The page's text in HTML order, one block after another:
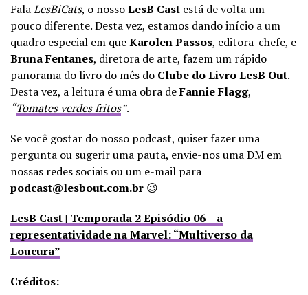
FalaLesBiCats, o nossoLesB Cast está de volta um
pouco diferente. Desta vez, estamos dando início a um
quadro especial em queKarolen Passos, editora-chefe, e
Bruna Fentanes, diretora de arte, fazem um rápido
panorama do livro do mês do Clube do Livro LesB Out.
Desta vez, a leitura é uma obra deFannie Flagg,
“Tomates verdes fritos”.
Se você gostar do nosso podcast, quiser fazer uma
pergunta ou sugerir uma pauta, envie-nos uma DM em
nossas redes sociais ou um e-mail para
podcast@lesbout.com.br 😉
LesB Cast | Temporada 2 Episódio 06 – a
representatividade na Marvel: “Multiverso da
Loucura”
Créditos: